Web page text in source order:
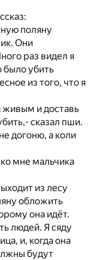
поляну
Они
раз видел я
было убить
из того, что я
живым и доставь
сказал пши.
догоню, а коли
мне мальчика
из лесу
обложить
она идёт.
людей. Я сяду
и, когда она
будут